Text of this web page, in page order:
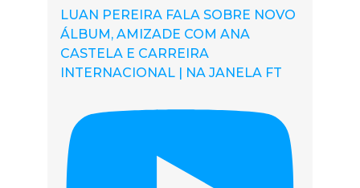
LUAN PEREIRA FALA SOBRE NOVO
ÁLBUM, AMIZADE COM ANA
CASTELA E CARREIRA
INTERNACIONAL | NA JANELA FT